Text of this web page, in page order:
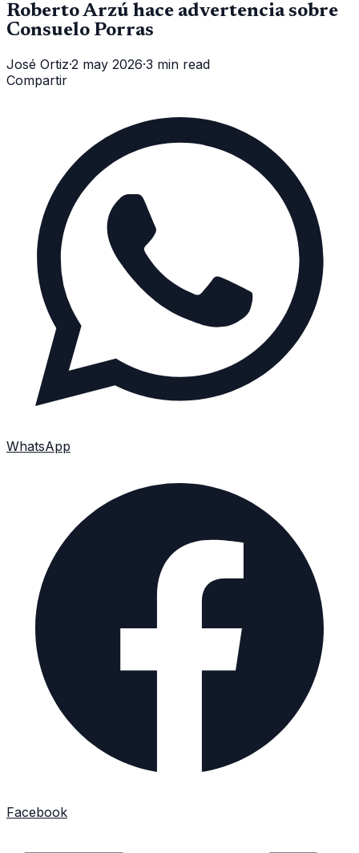
Roberto Arzú hace advertencia sobre
Consuelo Porras
José Ortiz·2 may 2026·3 min read
Compartir
WhatsApp
Facebook